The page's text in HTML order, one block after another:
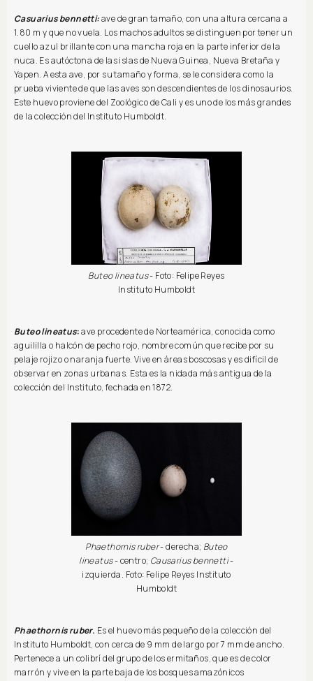
Casuarius bennetti:ave de gran tamaño, con una altura cercana a
1.80 m y que no vuela. Los machos adultos se distinguen por tener un
cuello azul brillante con una mancha roja en la parte inferior de la
nuca. Es autóctona de las islas de Nueva Guinea, Nueva Bretaña y
Yapen. A esta ave, por su tamaño y forma, se le considera como la
prueba viviente de que las aves son descendientes de los dinosaurios.
Este huevo proviene del Zoológico de Cali y es uno de los más grandes
de la colección del Instituto Humboldt.
Buteo lineatus- Foto: Felipe Reyes
Instituto Humboldt
Buteo lineatus:ave procedente de Norteamérica, conocida como
aguililla o halcón de pecho rojo, nombre común que recibe por su
pelaje rojizo o naranja fuerte. Vive en áreas boscosas y es difícil de
observar en zonas urbanas. Esta es la nidada más antigua de la
colección del Instituto, fechada en 1872.
Phaethornis ruber- derecha; Buteo
lineatus- centro; Causarius bennetti-
izquierda. Foto: Felipe Reyes Instituto
Humboldt
Phaethornis ruber. Es el huevo más pequeño de la colección del
Instituto Humboldt, con cerca de 9 mm de largo por 7 mm de ancho.
Pertenece a un colibrí del grupo de los ermitaños, que es de color
marrón y vive en la parte baja de los bosques amazónicos